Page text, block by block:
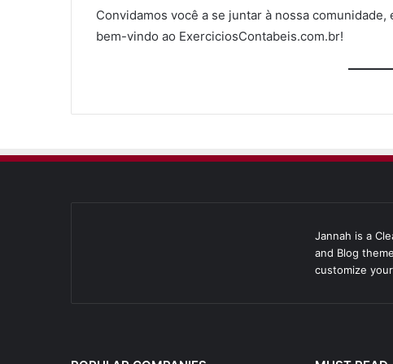
Convidamos você a se juntar à nossa
bem-vindo ao ExerciciosContabeis.com.br!
Jannah is a
and Blog
customize